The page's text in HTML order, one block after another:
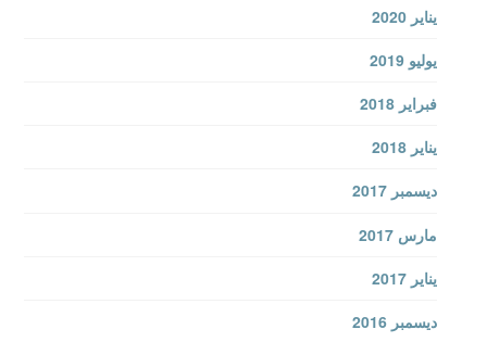
يناير 2020
يوليو 2019
فبراير 2018
يناير 2018
ديسمبر 2017
مارس 2017
يناير 2017
ديسمبر 2016